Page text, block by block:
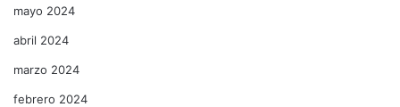
mayo 2024
abril 2024
marzo 2024
febrero 2024